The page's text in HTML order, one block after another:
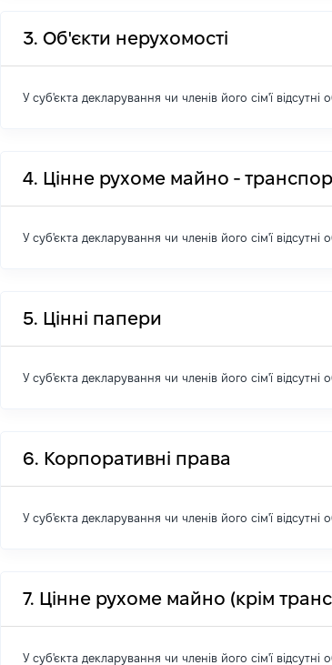
3. Об'єкти нерухомості
У суб'єкта декларування чи членів його сім'ї
4. Цінне рухоме майно -
У суб'єкта декларування чи членів його сім'ї
5. Цінні папери
У суб'єкта декларування чи членів його сім'ї
6. Корпоративні права
У суб'єкта декларування чи членів його сім'ї
7. Цінне рухоме майно (крім
У суб'єкта декларування чи членів його сім'ї